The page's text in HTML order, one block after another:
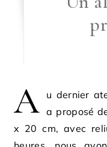
A
u dernier
a proposé
x 20 cm, avec